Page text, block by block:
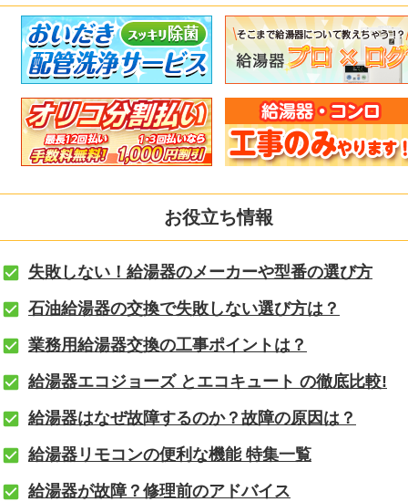
お役立ち情報
失敗しない！給湯器のメーカーや型番の選び方
石油給湯器の交換で失敗しない選び方は？
業務用給湯器交換の工事ポイントは？
給湯器エコジョーズ とエコキュート の徹底比較!
給湯器はなぜ故障するのか？故障の原因は？
給湯器リモコンの便利な機能 特集一覧
給湯器が故障？修理前のアドバイス